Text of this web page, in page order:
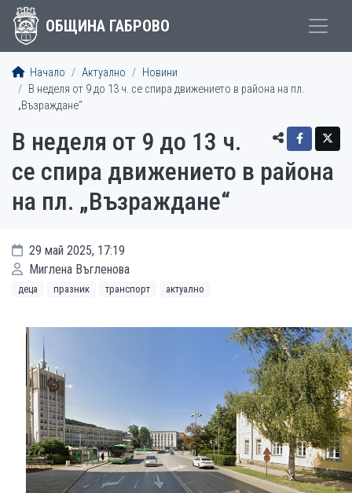
ОБЩИНА ГАБРОВО
Начало Актуално
Новини
В неделя от 9 до 13 ч. се спира движението в района на пл.
„Възраждане“
В неделя от 9 до 13 ч.
се спира движението в района
на пл. „Възраждане“
29 май 2025, 17:19
Миглена Въгленова
деца празник транспорт актуално